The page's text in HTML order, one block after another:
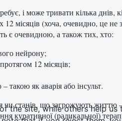
і може тривати кілька
місяців (хоча, очевидно, це
є очевидною, а також тих, хто:
нейрону;
12 місяців;
як аварія або інсульт.
станів, що загрожують
куративної (радикальної)
the site, while others help